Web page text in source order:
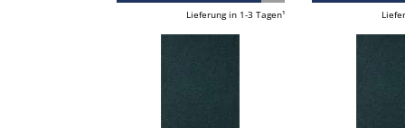
Lieferung in 1-3 Tagen¹